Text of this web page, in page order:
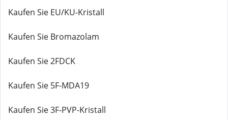
Kaufen Sie EU/KU-Kristall
Kaufen Sie Bromazolam
Kaufen Sie 2FDCK
Kaufen Sie 5F-MDA19
Kaufen Sie 3F-PVP-Kristall